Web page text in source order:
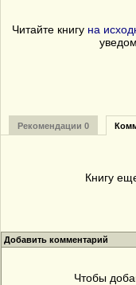
Читайте книгу на
Рекомендации 0
Книгу
Добавить комментарий
Чтобы